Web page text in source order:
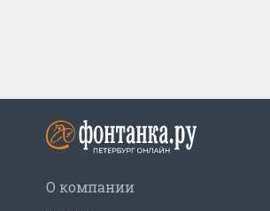
О компании